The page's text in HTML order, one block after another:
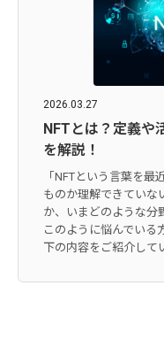
2026.03.27
NFTとは？定義や
を解説！
「NFTという言葉を
ものか理解できていな
か、いまどのような分
このように悩んでいる
下の内容をご紹介して